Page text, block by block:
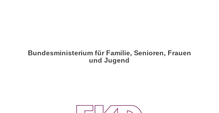
Bundesministerium für Familie, Senioren, Frauen
und Jugend